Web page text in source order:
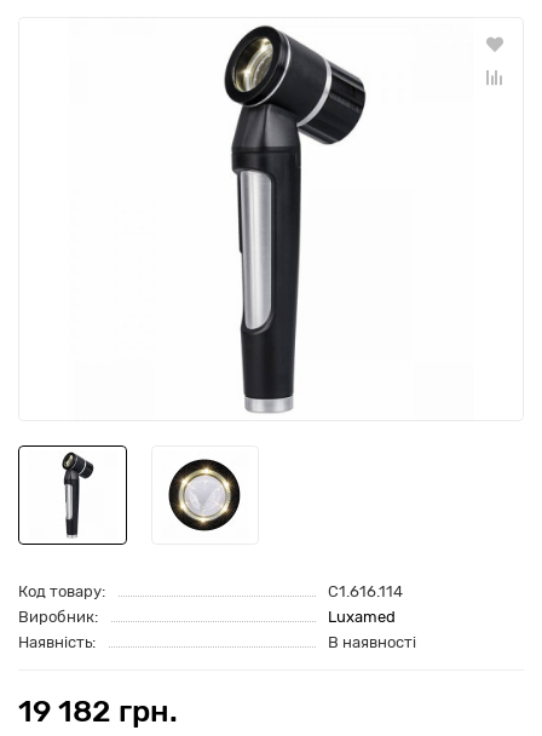
Код товару:
C1.616.114
Виробник:
Luxamed
Наявність:
В наявності
19 182 грн.